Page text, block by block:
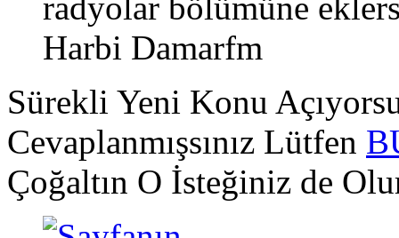
Harbi Damarfm
Sürekli Yeni Konu
Cevaplanmışsınız Lütfen
Çoğaltın O İsteğiniz de